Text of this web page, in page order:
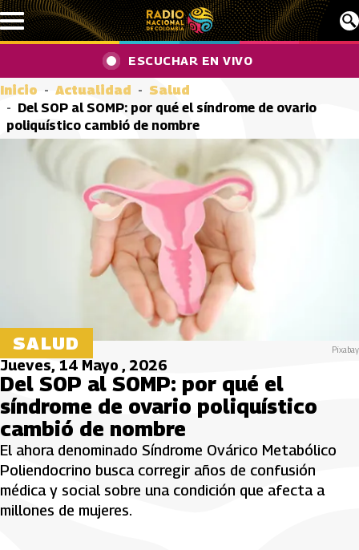
Pasar al contenido principal
ESCUCHAR EN VIVO
Inicio Actualidad
Salud
Del SOP al SOMP: por qué el síndrome de ovario
poliquístico cambió de nombre
SALUD Pixabay
Jueves, 14 Mayo , 2026
Del SOP al SOMP: por qué el
síndrome de ovario poliquístico
cambió de nombre
El ahora denominado Síndrome Ovárico Metabólico
Poliendocrino busca corregir años de confusión
médica y social sobre una condición que afecta a
millones de mujeres.